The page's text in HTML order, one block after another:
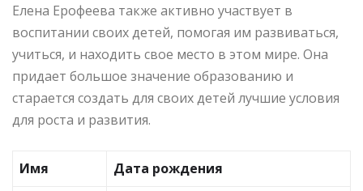
Елена Ерофеева также активно участвует в
воспитании своих детей, помогая им развиваться,
учиться, и находить свое место в этом мире. Она
придает большое значение образованию и
старается создать для своих детей лучшие условия
для роста и развития.
Имя
Дата рождения